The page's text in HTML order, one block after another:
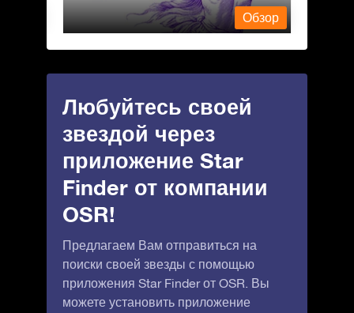
Обзор
Любуйтесь своей
звездой через
приложение Star
Finder от компании
OSR!
Предлагаем Вам отправиться на
поиски своей звезды с помощью
приложения Star Finder от OSR. Вы
можете установить приложение